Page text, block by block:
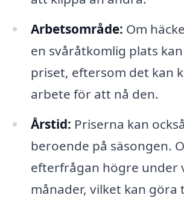
Arbetsområde: Om
en svåråtkomlig plats
priset, eftersom det kan
arbete för att nå den.
Årstid: Priserna kan
beroende på säsongen.
efterfrågan högre under
månader, vilket kan göra